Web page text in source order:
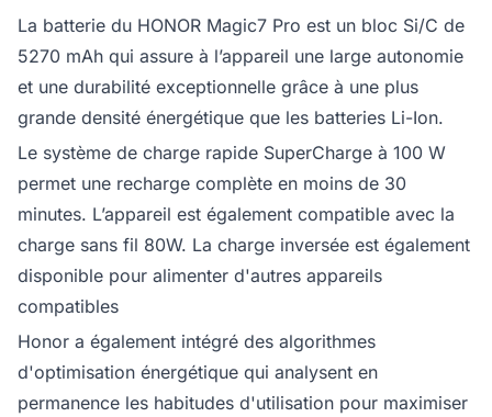
La batterie du HONOR Magic7 Pro est un bloc Si/C de
5270 mAh qui assure à l’appareil une large autonomie
et une durabilité exceptionnelle grâce à une plus
grande densité énergétique que les batteries Li-Ion.
Le système de charge rapide SuperCharge à 100 W
permet une recharge complète en moins de 30
minutes. L’appareil est également compatible avec la
charge sans fil 80W. La charge inversée est également
disponible pour alimenter d'autres appareils
compatibles
Honor a également intégré des algorithmes
d'optimisation énergétique qui analysent en
permanence les habitudes d'utilisation pour maximiser